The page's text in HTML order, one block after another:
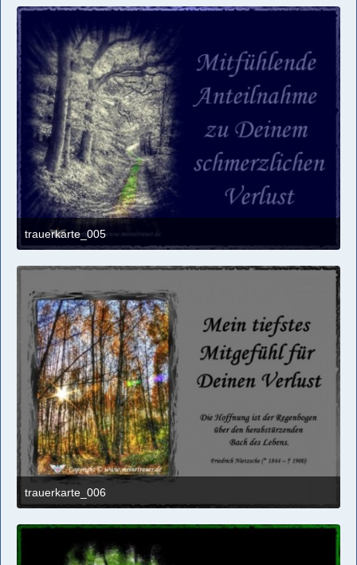
trauerkarte_005
1. März 2017 um 00:49
trauerkarte_006
1. März 2017 um 00:49